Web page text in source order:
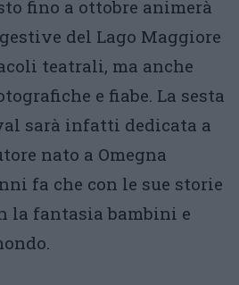
fino a ottobre animerà
del Lago Maggiore
teatrali, ma anche
e fiabe. La sesta
sarà infatti dedicata a
nato a Omegna
fa che con le sue storie
la fantasia bambini e